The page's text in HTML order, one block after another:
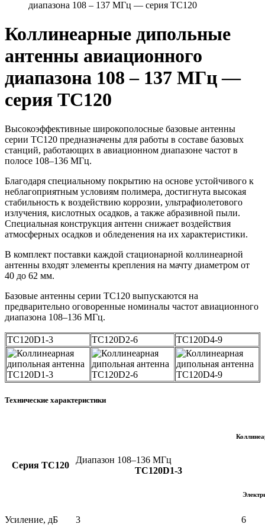
диапазона 108 – 137 МГц — серия TC120
Коллинеарные дипольные
антенны авиационного
диапазона 108 – 137 МГц —
серия TC120
Высокоэффективные широкополосные базовые антенны
серии TC120 предназначены для работы в составе базовых
станций, работающих в авиационном диапазоне частот в
полосе 108–136 МГц.
Благодаря специальному покрытию на основе устойчивого к
неблагоприятным условиям полимера, достигнута высокая
стабильность к воздействию коррозии, ультрафиолетового
излучения, кислотных осадков, а также абразивной пыли.
Специальная конструкция антенн снижает воздействия
атмосферных осадков и обледенения на их характеристики.
В комплект поставки каждой стационарной коллинеарной
антенны входят элементы крепления на мачту диаметром от
40 до 62 мм.
Базовые антенны серии TC120 выпускаются на
предварительно оговоренные номиналы частот авиационного
диапазона 108–136 МГц.
TC120D1-3 TC120D2-6 TC120D4-9
Технические характеристики
Серия TC120
Диапазон 108–136 МГц
TC120D1-3
Усиление, дБ 3
6